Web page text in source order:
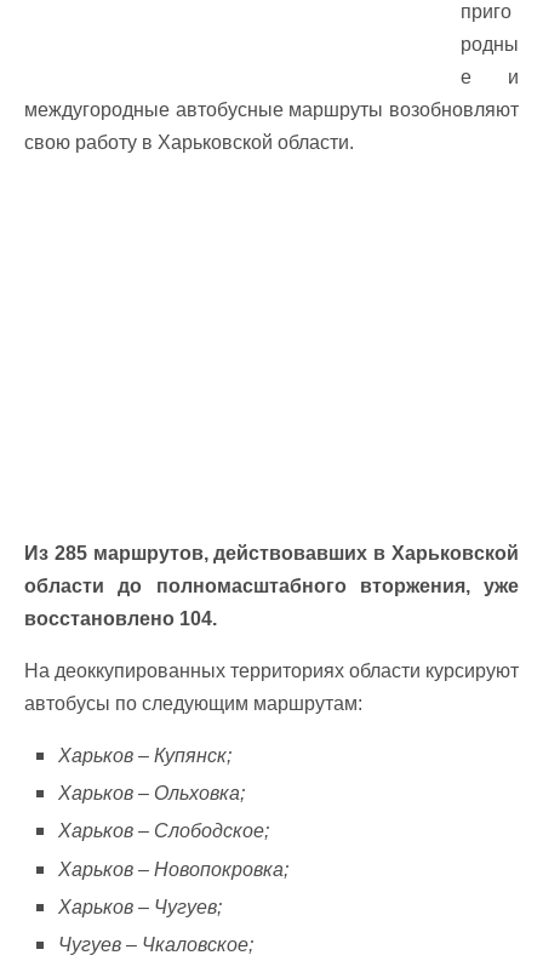
приго
родны
е и
междугородные автобусные маршруты возобновляют
свою работу в Харьковской области.
Из 285 маршрутов, действовавших в Харьковской
области до полномасштабного вторжения, уже
восстановлено 104.
На деоккупированных территориях области курсируют
автобусы по следующим маршрутам:
Харьков – Купянск;
Харьков – Ольховка;
Харьков – Слободское;
Харьков – Новопокровка;
Харьков – Чугуев;
Чугуев – Чкаловское;